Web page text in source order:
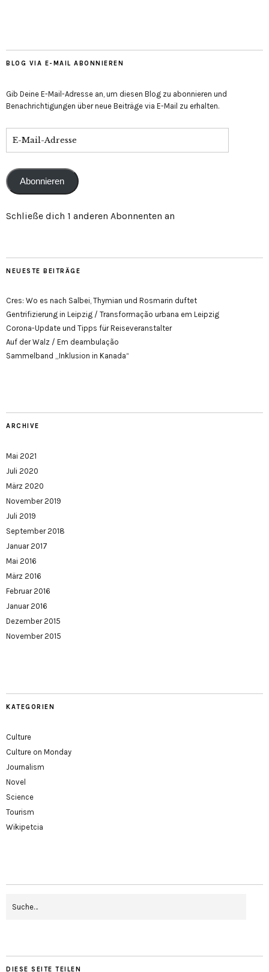
LinkedIn
BLOG VIA E-MAIL ABONNIEREN
Gib Deine E-Mail-Adresse an, um diesen Blog zu abonnieren und
Benachrichtigungen über neue Beiträge via E-Mail zu erhalten.
Mail-
Abonnieren
Schließe dich 1 anderen Abonnenten an
NEUESTE BEITRÄGE
Cres: Wo es nach Salbei, Thymian und Rosmarin duftet
Gentrifizierung in Leipzig / Transformação urbana em Leipzig
Corona-Update und Tipps für Reiseveranstalter
Auf der Walz / Em deambulação
Sammelband „Inklusion in Kanada“
ARCHIVE
Mai 2021
Juli 2020
März 2020
November 2019
Juli 2019
September 2018
Januar 2017
Mai 2016
März 2016
Februar 2016
Januar 2016
Dezember 2015
November 2015
KATEGORIEN
Culture
Culture on Monday
Journalism
Novel
Science
Tourism
Wikipetcia
DIESE SEITE TEILEN